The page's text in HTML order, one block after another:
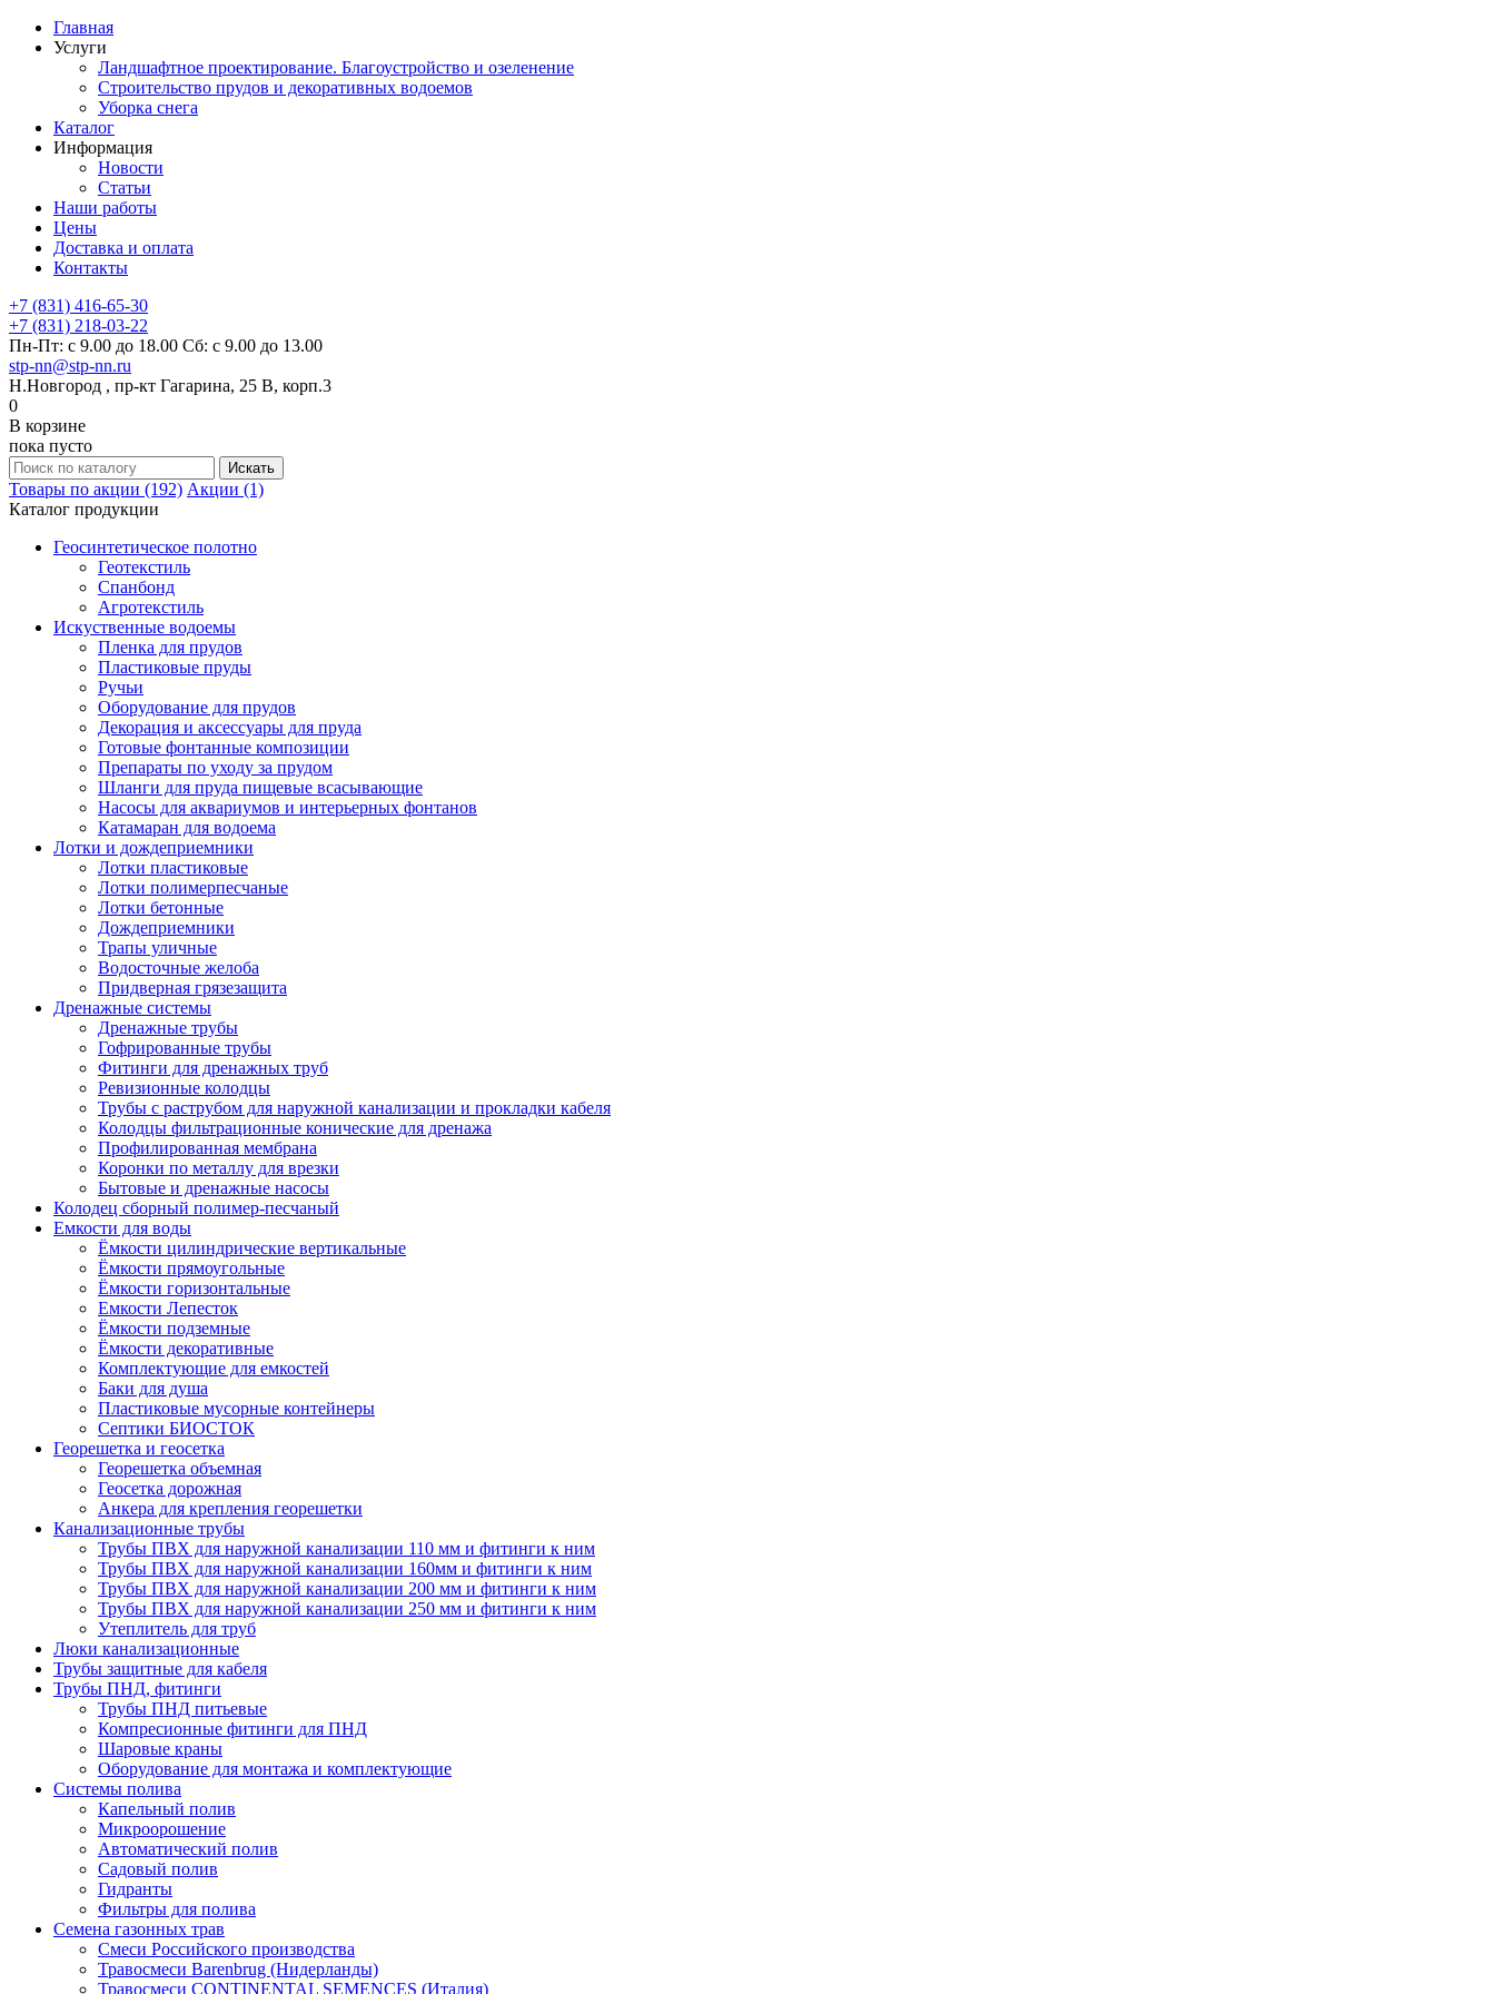
Главная
Услуги
Ландшафтное проектирование. Благоустройство и озеленение
Строительство прудов и декоративных водоемов
Уборка снега
Каталог
Информация
Новости
Статьи
Наши работы
Цены
Доставка и оплата
Контакты
+7 (831) 416-65-30
+7 (831) 218-03-22
Пн-Пт: с 9.00 до 18.00 Сб: с 9.00 до 13.00
stp-nn@stp-nn.ru
Н.Новгород , пр-кт Гагарина, 25 В, корп.3
0
В корзине
пока пусто
Товары по акции (192) Акции (1)
Каталог продукции
Геосинтетическое полотно
Геотекстиль
Спанбонд
Агротекстиль
Искуственные водоемы
Пленка для прудов
Пластиковые пруды
Ручьи
Оборудование для прудов
Декорация и аксессуары для пруда
Готовые фонтанные композиции
Препараты по уходу за прудом
Шланги для пруда пищевые всасывающие
Насосы для аквариумов и интерьерных фонтанов
Катамаран для водоема
Лотки и дождеприемники
Лотки пластиковые
Лотки полимерпесчаные
Лотки бетонные
Дождеприемники
Трапы уличные
Водосточные желоба
Придверная грязезащита
Дренажные системы
Дренажные трубы
Гофрированные трубы
Фитинги для дренажных труб
Ревизионные колодцы
Трубы с раструбом для наружной канализации и прокладки кабеля
Колодцы фильтрационные конические для дренажа
Профилированная мембрана
Коронки по металлу для врезки
Бытовые и дренажные насосы
Колодец сборный полимер-песчаный
Емкости для воды
Ёмкости цилиндрические вертикальные
Ёмкости прямоугольные
Ёмкости горизонтальные
Емкости Лепесток
Ёмкости подземные
Ёмкости декоративные
Комплектующие для емкостей
Баки для душа
Пластиковые мусорные контейнеры
Септики БИОСТОК
Георешетка и геосетка
Георешетка объемная
Геосетка дорожная
Анкера для крепления георешетки
Канализационные трубы
Трубы ПВХ для наружной канализации 110 мм и фитинги к ним
Трубы ПВХ для наружной канализации 160мм и фитинги к ним
Трубы ПВХ для наружной канализации 200 мм и фитинги к ним
Трубы ПВХ для наружной канализации 250 мм и фитинги к ним
Утеплитель для труб
Люки канализационные
Трубы защитные для кабеля
Трубы ПНД, фитинги
Трубы ПНД питьевые
Компресионные фитинги для ПНД
Шаровые краны
Оборудование для монтажа и комплектующие
Системы полива
Капельный полив
Микроорошение
Автоматический полив
Садовый полив
Гидранты
Фильтры для полива
Семена газонных трав
Смеси Российского производства
Травосмеси Barenbrug (Нидерланды)
Травосмеси CONTINENTAL SEMENCES (Италия)